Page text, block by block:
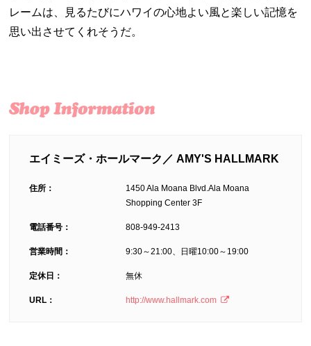
レームは、見るたびにハワイの心地よい風と楽しい記憶を
思い出させてくれそうだ。
エイミーズ・ホールマーク／ AMY'S HALLMARK
住所：
1450 Ala Moana Blvd.Ala Moana
Shopping Center 3F
電話番号： 808-949-2413
営業時間： 9:30～21:00、日曜10:00～19:00
定休日： 無休
URL： http://www.hallmark.com